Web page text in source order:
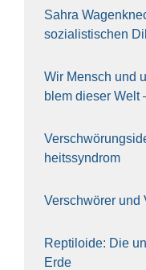
Sahra
sozia­lis­ti­schen
Wir Mensch und
blem die­ser Welt
heitssyndrom
Ver­schwö­rer und
Rep­ti­lo­ide: Die
Erde